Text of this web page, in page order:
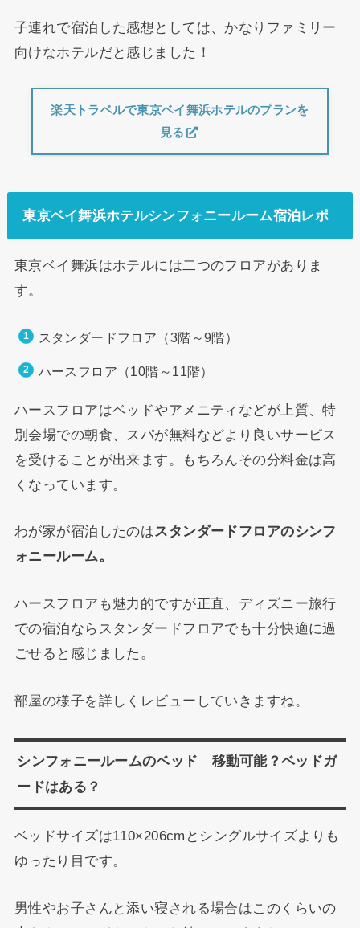
子連れで宿泊した感想としては、かなりファミリー
向けなホテルだと感じました！
楽天トラベルで東京ベイ舞浜ホテルのプランを
見る
東京ベイ舞浜ホテルシンフォニールーム宿泊レポ
東京ベイ舞浜はホテルには二つのフロアがありま
す。
スタンダードフロア（3階～9階）
ハースフロア（10階～11階）
ハースフロアはベッドやアメニティなどが上質、特
別会場での朝食、スパが無料などより良いサービス
を受けることが出来ます。もちろんその分料金は高
くなっています。
わが家が宿泊したのはスタンダードフロアのシンフ
ォニールーム。
ハースフロアも魅力的ですが正直、ディズニー旅行
での宿泊ならスタンダードフロアでも十分快適に過
ごせると感じました。
部屋の様子を詳しくレビューしていきますね。
シンフォニールームのベッド 移動可能？ベッドガ
ードはある？
ベッドサイズは110×206cmとシングルサイズよりも
ゆったり目です。
男性やお子さんと添い寝される場合はこのくらいの